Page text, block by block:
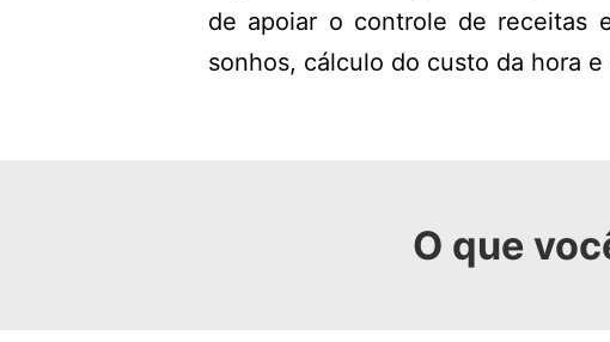
de apoiar o controle de receitas
sonhos, cálculo do custo da hora
O que